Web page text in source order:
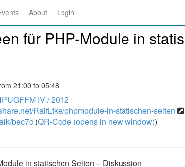
About Login
für PHP-Module in
21:00 to 05:48
IV / 2012
RalfLtke/phpmodule-in-statischen-seiten
bec7c (QR-Code (opens in new window))
in statischen Seiten – Diskussion